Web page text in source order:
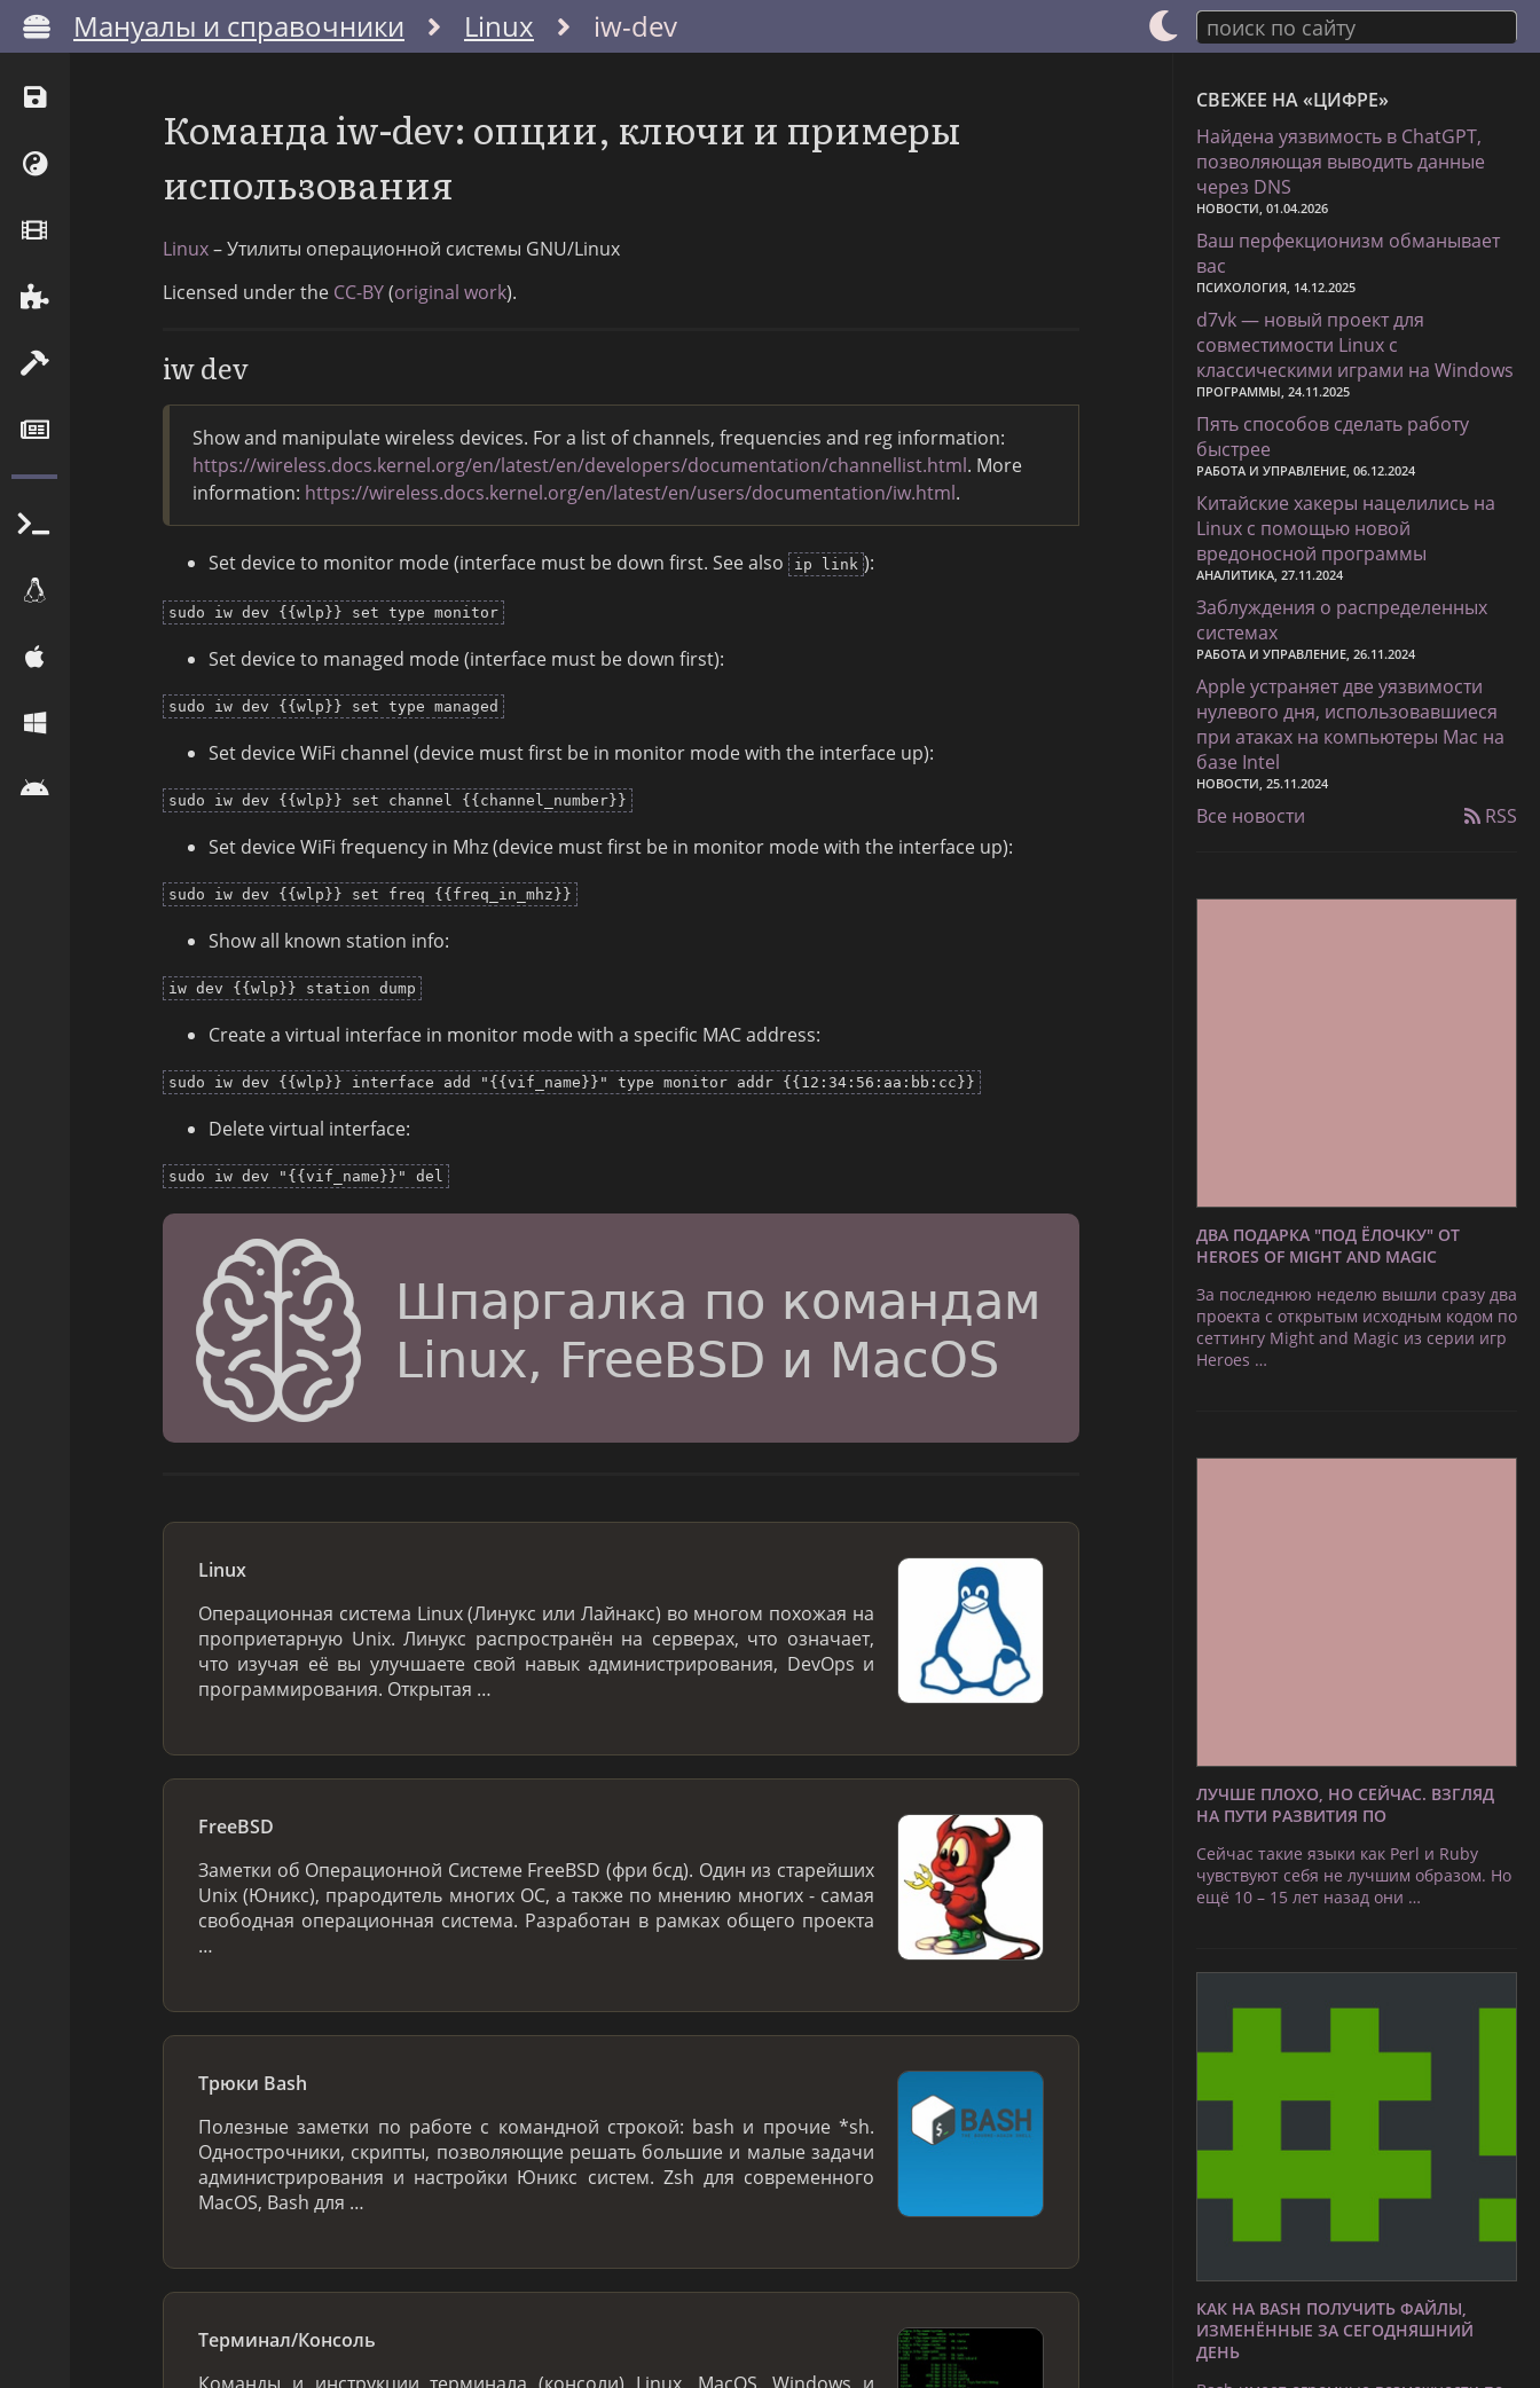
Мануалы и справочники Linux iw-dev поиск по сайту
Команда iw-dev: опции, ключи и примеры
использования
Linux– Утилиты операционной системы GNU/Linux
Licensed under the CC-BY(original work).
iw dev
Show and manipulate wireless devices. For a list of channels, frequencies and reg information:
https://wireless.docs.kernel.org/en/latest/en/developers/documentation/channellist.html. More
information: https://wireless.docs.kernel.org/en/latest/en/users/documentation/iw.html.
Set device to monitor mode (interface must be down first. See also ip link ):
sudo iw dev {{wlp}} set type monitor
Set device to managed mode (interface must be down first):
sudo iw dev {{wlp}} set type managed
Set device WiFi channel (device must first be in monitor mode with the interface up):
sudo iw dev {{wlp}} set channel {{channel_number}}
Set device WiFi frequency in Mhz (device must first be in monitor mode with the interface up):
sudo iw dev {{wlp}} set freq {{freq_in_mhz}}
Show all known station info:
iw dev {{wlp}} station dump
Create a virtual interface in monitor mode with a specific MAC address:
sudo iw dev {{wlp}} interface add "{{vif_name}}" type monitor addr {{12:34:56:aa:bb:cc}}
Delete virtual interface:
sudo iw dev "{{vif_name}}" del
Linux
Операционная система Linux (Линукс или Лайнакс) во многом похожая на
проприетарную Unix. Линукс распространён на серверах, что означает,
что изучая её вы улучшаете свой навык администрирования, DevOps и
программирования. Открытая …
FreeBSD
Заметки об Операционной Системе FreeBSD (фри бсд). Один из старейших
Unix (Юникс), прародитель многих ОС, а также по мнению многих - самая
свободная операционная система. Разработан в рамках общего проекта
…
Трюки Bash
Полезные заметки по работе с командной строкой: bash и прочие *sh.
Однострочники, скрипты, позволяющие решать большие и малые задачи
администрирования и настройки Юникс систем. Zsh для современного
MacOS, Bash для …
Терминал/Консоль
СВЕЖЕЕ НА «ЦИФРЕ»
Найдена уязвимость в ChatGPT,
позволяющая выводить данные
через DNS
НОВОСТИ, 01.04.2026
Ваш перфекционизм обманывает
вас
ПСИХОЛОГИЯ, 14.12.2025
d7vk — новый проект для
совместимости Linux с
классическими играми на Windows
ПРОГРАММЫ, 24.11.2025
Пять способов сделать работу
быстрее
РАБОТА И УПРАВЛЕНИЕ, 06.12.2024
Китайские хакеры нацелились на
Linux с помощью новой
вредоносной программы
АНАЛИТИКА, 27.11.2024
Заблуждения о распределенных
системах
РАБОТА И УПРАВЛЕНИЕ, 26.11.2024
Apple устраняет две уязвимости
нулевого дня, использовавшиеся
при атаках на компьютеры Mac на
базе Intel
НОВОСТИ, 25.11.2024
Все новости RSS
ДВА ПОДАРКА "ПОД ЁЛОЧКУ" ОТ
HEROES OF MIGHT AND MAGIC
За последнюю неделю вышли сразу два
проекта с открытым исходным кодом по
сеттингу Might and Magic из серии игр
Heroes …
ЛУЧШЕ ПЛОХО, НО СЕЙЧАС. ВЗГЛЯД
НА ПУТИ РАЗВИТИЯ ПО
Сейчас такие языки как Perl и Ruby
чувствуют себя не лучшим образом. Но
ещё 10 – 15 лет назад они …
КАК НА BASH ПОЛУЧИТЬ ФАЙЛЫ,
ИЗМЕНЁННЫЕ ЗА СЕГОДНЯШНИЙ
ДЕНЬ